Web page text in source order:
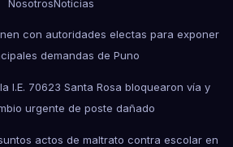
NosotrosNoticias
con autoridades electas para exponer
demandas de Puno
I.E. 70623 Santa Rosa bloquearon vía y
urgente de poste dañado
actos de maltrato contra escolar en